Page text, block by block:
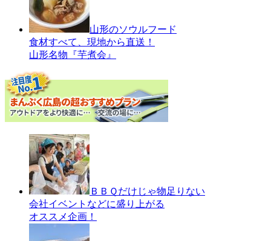
山形のソウルフード
食材すべて、現地から直送！
山形名物『芋煮会』
ＢＢＱだけじゃ物足りない
会社イベントなどに盛り上がる
オススメ企画！